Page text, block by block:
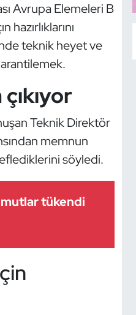
Avrupa Elemeleri B
teknik heyet ve
Teknik Direktör
memnun
söyledi.
tükendi